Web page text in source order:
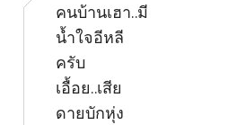
คนบ้านเฮา..มี
น้ำใจอีหลี
ครับ
เอื้อย..เสีย
ดายบักหุ่ง